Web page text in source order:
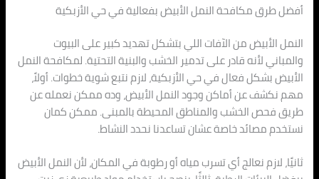
أفضل طرق مكافحة النمل الأبيض بفعالية في حي الأزبكية
النمل الأبيض من الآفات اللي بتشكل تهديد كبير على البيوت
والمباني لأنه قادر على تدمير الخشب والبنية التحتية. لمكافحة النمل
الأبيض بشكل فعال في حي الأزبكية، لازم نتبع شوية خطوات. أولاً،
مهم نكشف عن أماكن وجود النمل الأبيض، وده ممكن نعمله عن
طريق فحص الخشب والمناطق المحيطة بالمبنى. ممكن كمان
نستخدم مصائد خاصة عشان تساعدنا نحدد النشاط.
ثانيًا، لازم نعالج أي تسرب مياه أو رطوبة في المكان، لأن النمل الأبيض